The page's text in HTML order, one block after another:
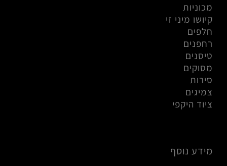
מכוניות
קיושו מיני זי
חלפים
רחפנים
טיסנים
מסוקים
סירות
צמיגים
ציוד היקפי
מידע נוסף